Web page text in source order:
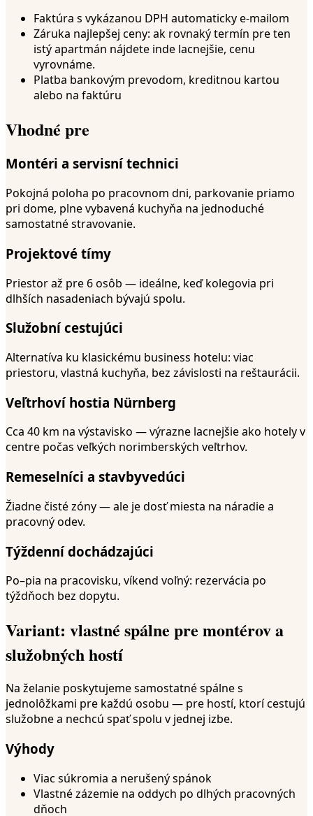
Faktúra s vykázanou DPH automaticky e-mailom
Záruka najlepšej ceny: ak rovnaký termín pre ten
istý apartmán nájdete inde lacnejšie, cenu
vyrovnáme.
Platba bankovým prevodom, kreditnou kartou
alebo na faktúru
Vhodné pre
Montéri a servisní technici
Pokojná poloha po pracovnom dni, parkovanie priamo
pri dome, plne vybavená kuchyňa na jednoduché
samostatné stravovanie.
Projektové tímy
Priestor až pre 6 osôb — ideálne, keď kolegovia pri
dlhších nasadeniach bývajú spolu.
Služobní cestujúci
Alternatíva ku klasickému business hotelu: viac
priestoru, vlastná kuchyňa, bez závislosti na reštaurácii.
Veľtrhoví hostia Nürnberg
Cca 40 km na výstavisko — výrazne lacnejšie ako hotely v
centre počas veľkých norimberských veľtrhov.
Remeselníci a stavbyvedúci
Žiadne čisté zóny — ale je dosť miesta na náradie a
pracovný odev.
Týždenní dochádzajúci
Po–pia na pracovisku, víkend voľný: rezervácia po
týždňoch bez dopytu.
Variant: vlastné spálne pre montérov a
služobných hostí
Na želanie poskytujeme samostatné spálne s
jednolôžkami pre každú osobu — pre hostí, ktorí cestujú
služobne a nechcú spať spolu v jednej izbe.
Výhody
Viac súkromia a nerušený spánok
Vlastné zázemie na oddych po dlhých pracovných
dňoch